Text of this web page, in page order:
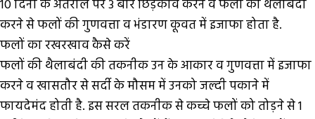
10 दिनों के अंतराल पर 3 बार छिड़काव करने व फलों की थैलाबंदी
करने से फलों की गुणवत्ता व भंडारण कूवत में इजाफा होता है.
फलों का रखरखाव कैसे करें
फलों की थैलाबंदी की तकनीक उन के आकार व गुणवत्ता में इजाफा
करने व खासतौर से सर्दी के मौसम में उनको जल्दी पकाने में
फायदेमंद होती है. इस सरल तकनीक से कच्चे फलों को तोड़ने से 1